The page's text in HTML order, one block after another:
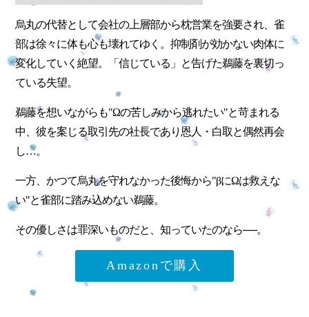
烏丸の代替として会社の上層部から枕営業を強要され、雀
部は徐々に体も心も壊れてゆく。抑制剤が効かない肉体に
変化していく絶望。「信じている」と告げた鵜藤を裏切っ
ている失望。
鵜藤を想いながらも"Ωの苦しみから逃れたい"と苛まれる
中、彼を案じる取引先の社長であり恩人・白取と偶然再会
し…。
一方、かつて烏丸を守れなかった後悔から"βにΩは救えな
い"と雀部に踏み込めない鵜藤。
その優しさは罪深いものだと、知っていたのなら──。
Amazonで購入